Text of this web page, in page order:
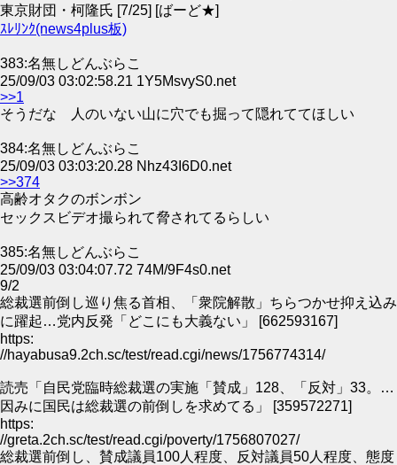
東京財団・柯隆氏 [7/25] [ばーど★]
ｽﾚﾘﾝｸ(news4plus板)
383:名無しどんぶらこ
25/09/03 03:02:58.21 1Y5MsvyS0.net
>>1
そうだな 人のいない山に穴でも掘って隠れててほしい
384:名無しどんぶらこ
25/09/03 03:03:20.28 Nhz43I6D0.net
>>374
高齢オタクのボンボン
セックスビデオ撮られて脅されてるらしい
385:名無しどんぶらこ
25/09/03 03:04:07.72 74M/9F4s0.net
9/2
総裁選前倒し巡り焦る首相、「衆院解散」ちらつかせ抑え込み
に躍起…党内反発「どこにも大義ない」 [662593167]
https:
//hayabusa9.2ch.sc/test/read.cgi/news/1756774314/
読売「自民党臨時総裁選の実施「賛成」128、「反対」33。…
因みに国民は総裁選の前倒しを求めてる」 [359572271]
https:
//greta.2ch.sc/test/read.cgi/poverty/1756807027/
総裁選前倒し、賛成議員100人程度、反対議員50人程度、態度